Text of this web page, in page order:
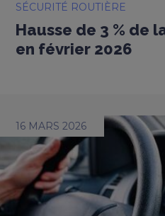
SÉCURITÉ ROUTIÈRE
Hausse de 3 % de
en février 2026
16 MARS 2026